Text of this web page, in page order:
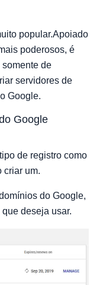
popular.Apoiado
poderosos, é
de
servidores de
Google.
Google
de registro como
criar um.
do Google,
deseja usar.